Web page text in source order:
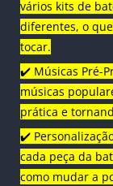
vários kits de
diferentes, o
tocar.
✔️ Músicas Pré-
músicas
prática e
✔️
cada peça da
como mudar a